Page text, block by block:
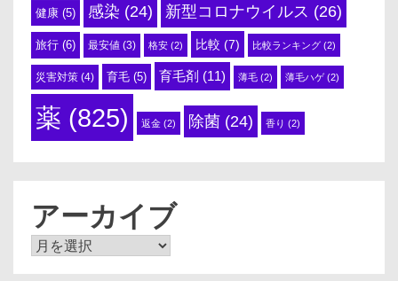
健康 (5) 感染 (24) 新型コロナウイルス (26)
旅行 (6) 最安値 (3) 格安 (2) 比較 (7) 比較ランキング (2)
災害対策 (4) 育毛 (5) 育毛剤 (11) 薄毛 (2) 薄毛ハゲ(2)
薬 (825) 返金 (2) 除菌 (24) 香り (2)
アーカイブ
ア